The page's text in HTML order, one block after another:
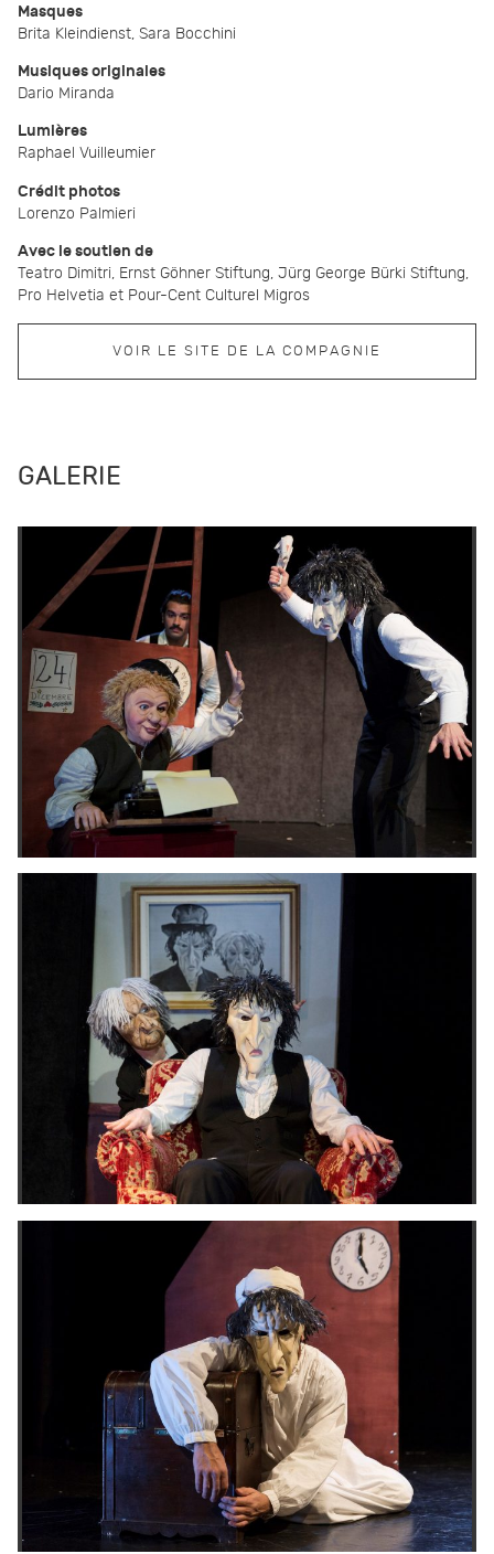
Masques
Brita Kleindienst, Sara Bocchini
Musiques originales
Dario Miranda
Lumières
Raphael Vuilleumier
Crédit photos
Lorenzo Palmieri
Avec le soutien de
Teatro Dimitri, Ernst Göhner Stiftung, Jürg George Bürki Stiftung,
Pro Helvetia et Pour-Cent Culturel Migros
VOIR LE SITE DE LA COMPAGNIE
GALERIE